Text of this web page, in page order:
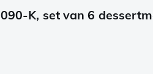
K, set van 6